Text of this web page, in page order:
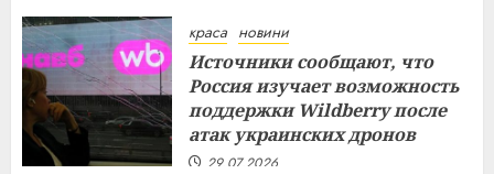
краса новини
Источники сообщают, что
Россия изучает возможность
поддержки Wildberry после
атак украинских дронов
29.07.2026